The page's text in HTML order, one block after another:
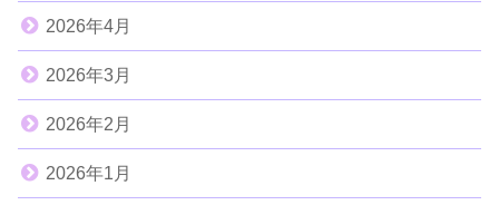
2026年4月
2026年3月
2026年2月
2026年1月